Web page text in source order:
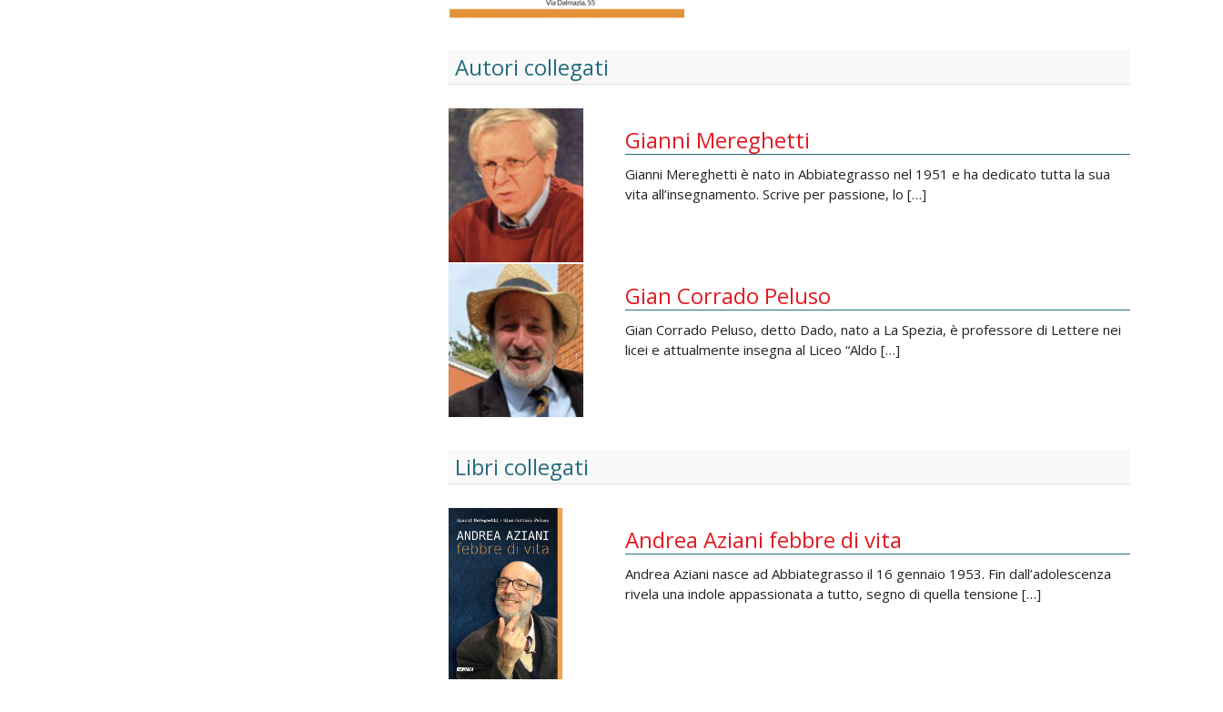
Autori collegati
Gianni Mereghetti
Gianni Mereghetti è nato in Abbiategrasso nel 1951 e ha dedicato tutta la sua
vita all’insegnamento. Scrive per passione, lo […]
Gian Corrado Peluso
Gian Corrado Peluso, detto Dado, nato a La Spezia, è professore di Lettere nei
licei e attualmente insegna al Liceo “Aldo […]
Libri collegati
Andrea Aziani febbre di vita
Andrea Aziani nasce ad Abbiategrasso il 16 gennaio 1953. Fin dall’adolescenza
rivela una indole appassionata a tutto, segno di quella tensione […]